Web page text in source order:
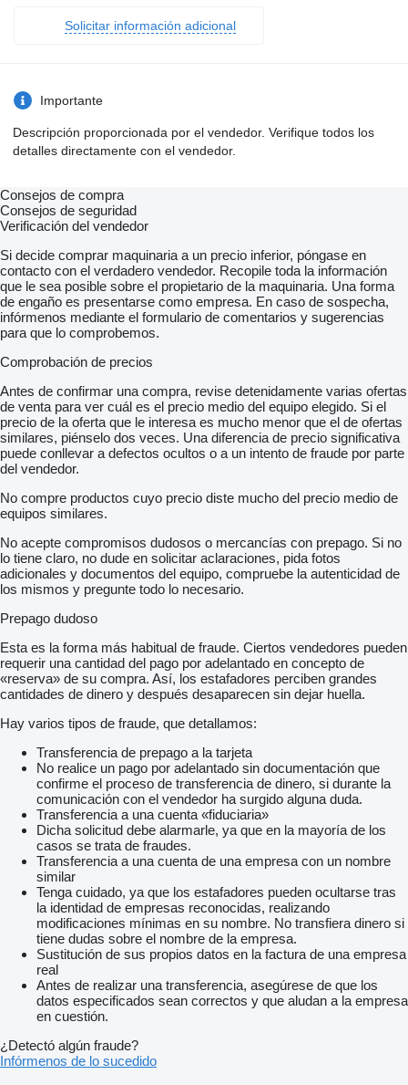
Solicitar información adicional
Importante
Descripción proporcionada por el vendedor. Verifique todos los
detalles directamente con el vendedor.
Consejos de compra
Consejos de seguridad
Verificación del vendedor
Si decide comprar maquinaria a un precio inferior, póngase en
contacto con el verdadero vendedor. Recopile toda la información
que le sea posible sobre el propietario de la maquinaria. Una forma
de engaño es presentarse como empresa. En caso de sospecha,
infórmenos mediante el formulario de comentarios y sugerencias
para que lo comprobemos.
Comprobación de precios
Antes de confirmar una compra, revise detenidamente varias ofertas
de venta para ver cuál es el precio medio del equipo elegido. Si el
precio de la oferta que le interesa es mucho menor que el de ofertas
similares, piénselo dos veces. Una diferencia de precio significativa
puede conllevar a defectos ocultos o a un intento de fraude por parte
del vendedor.
No compre productos cuyo precio diste mucho del precio medio de
equipos similares.
No acepte compromisos dudosos o mercancías con prepago. Si no
lo tiene claro, no dude en solicitar aclaraciones, pida fotos
adicionales y documentos del equipo, compruebe la autenticidad de
los mismos y pregunte todo lo necesario.
Prepago dudoso
Esta es la forma más habitual de fraude. Ciertos vendedores pueden
requerir una cantidad del pago por adelantado en concepto de
«reserva» de su compra. Así, los estafadores perciben grandes
cantidades de dinero y después desaparecen sin dejar huella.
Hay varios tipos de fraude, que detallamos:
Transferencia de prepago a la tarjeta
No realice un pago por adelantado sin documentación que
confirme el proceso de transferencia de dinero, si durante la
comunicación con el vendedor ha surgido alguna duda.
Transferencia a una cuenta «fiduciaria»
Dicha solicitud debe alarmarle, ya que en la mayoría de los
casos se trata de fraudes.
Transferencia a una cuenta de una empresa con un nombre
similar
Tenga cuidado, ya que los estafadores pueden ocultarse tras
la identidad de empresas reconocidas, realizando
modificaciones mínimas en su nombre. No transfiera dinero si
tiene dudas sobre el nombre de la empresa.
Sustitución de sus propios datos en la factura de una empresa
real
Antes de realizar una transferencia, asegúrese de que los
datos especificados sean correctos y que aludan a la empresa
en cuestión.
¿Detectó algún fraude?
Infórmenos de lo sucedido